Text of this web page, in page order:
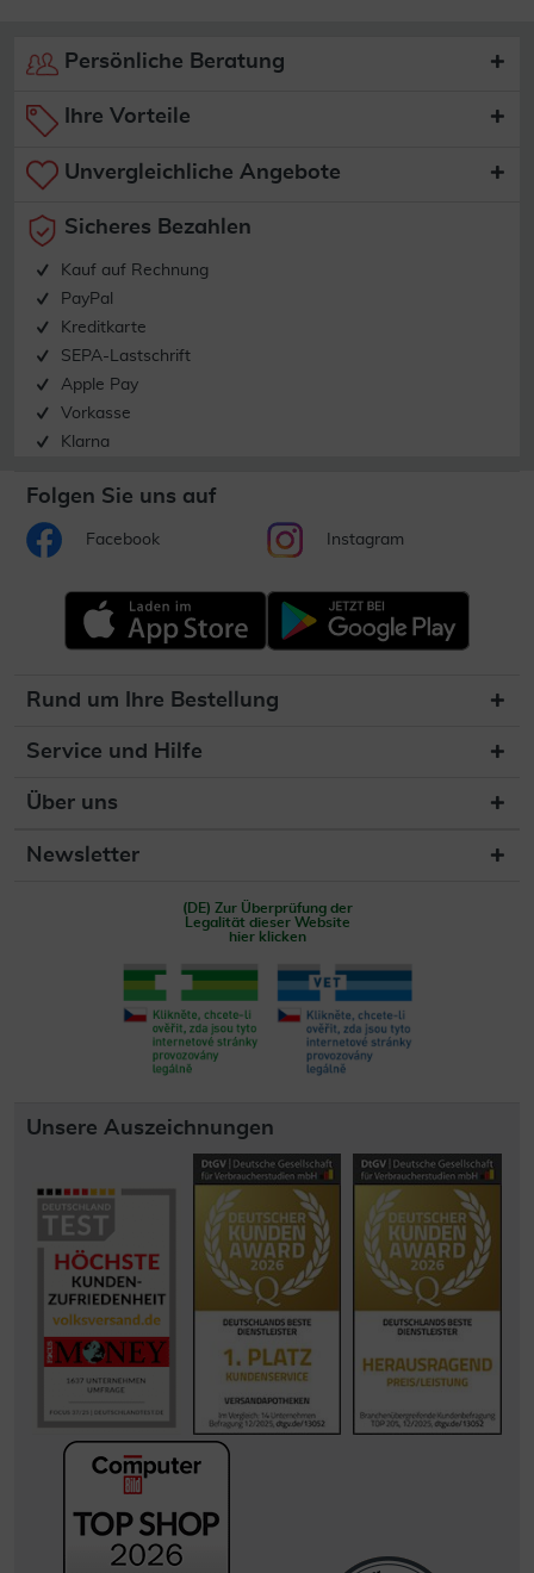
Persönliche Beratung
Ihre Vorteile
Unvergleichliche Angebote
Sicheres Bezahlen
Kauf auf Rechnung
PayPal
Kreditkarte
SEPA-Lastschrift
Apple Pay
Vorkasse
Klarna
Folgen Sie uns auf
Facebook Instagram
Rund um Ihre Bestellung
Service und Hilfe
Über uns
Newsletter
(DE) Zur Überprüfung der
Legalität dieser Website
hier klicken
Unsere Auszeichnungen